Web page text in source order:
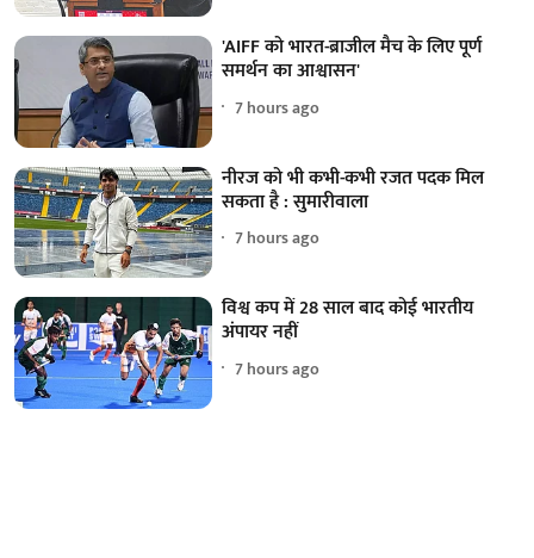
'AIFF को भारत-ब्राजील मैच के लिए पूर्ण
समर्थन का आश्वासन'
7 hours ago
नीरज को भी कभी-कभी रजत पदक मिल
सकता है : सुमारीवाला
7 hours ago
विश्व कप में 28 साल बाद कोई भारतीय
अंपायर नहीं
7 hours ago